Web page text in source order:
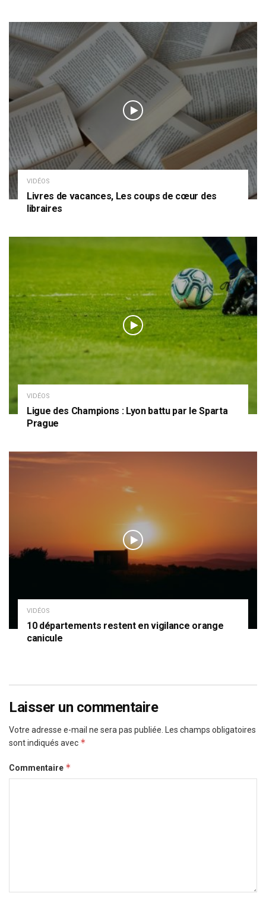
VIDÉOS
Livres de vacances, Les coups de cœur des
libraires
VIDÉOS
Ligue des Champions : Lyon battu par le Sparta
Prague
VIDÉOS
10 départements restent en vigilance orange
canicule
Laisser un commentaire
Votre adresse e-mail ne sera pas publiée. Les champs obligatoires
sont indiqués avec *
Commentaire *